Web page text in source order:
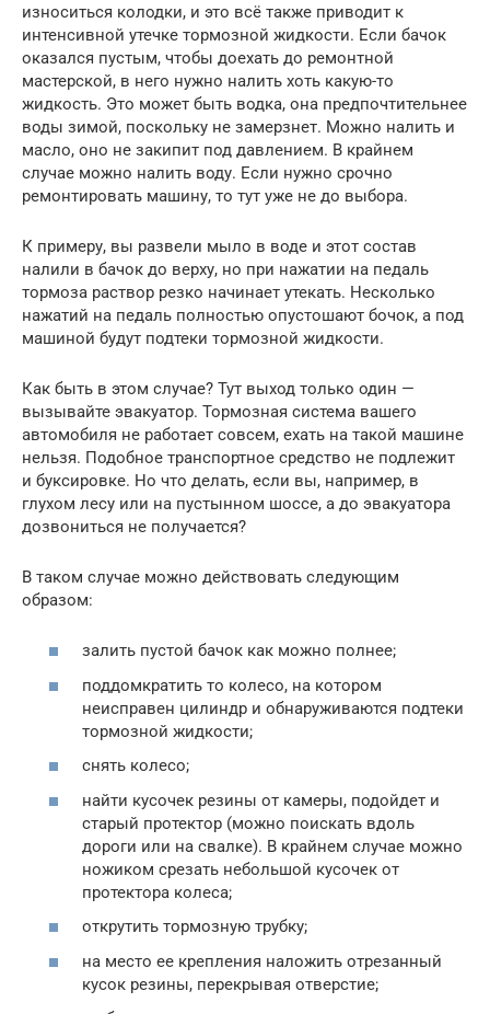
износиться колодки, и это всё также приводит к
интенсивной утечке тормозной жидкости. Если бачок
оказался пустым, чтобы доехать до ремонтной
мастерской, в него нужно налить хоть какую-то
жидкость. Это может быть водка, она предпочтительнее
воды зимой, поскольку не замерзнет. Можно налить и
масло, оно не закипит под давлением. В крайнем
случае можно налить воду. Если нужно срочно
ремонтировать машину, то тут уже не до выбора.
К примеру, вы развели мыло в воде и этот состав
налили в бачок до верху, но при нажатии на педаль
тормоза раствор резко начинает утекать. Несколько
нажатий на педаль полностью опустошают бочок, а под
машиной будут подтеки тормозной жидкости.
Как быть в этом случае? Тут выход только один —
вызывайте эвакуатор. Тормозная система вашего
автомобиля не работает совсем, ехать на такой машине
нельзя. Подобное транспортное средство не подлежит
и буксировке. Но что делать, если вы, например, в
глухом лесу или на пустынном шоссе, а до эвакуатора
дозвониться не получается?
В таком случае можно действовать следующим
образом:
залить пустой бачок как можно полнее;
поддомкратить то колесо, на котором
неисправен цилиндр и обнаруживаются подтеки
тормозной жидкости;
снять колесо;
найти кусочек резины от камеры, подойдет и
старый протектор (можно поискать вдоль
дороги или на свалке). В крайнем случае можно
ножиком срезать небольшой кусочек от
протектора колеса;
открутить тормозную трубку;
на место ее крепления наложить отрезанный
кусок резины, перекрывая отверстие;